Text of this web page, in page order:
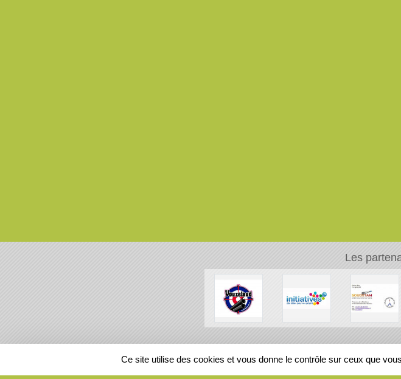
Les
REGIONS
Ce site utilise des cookies et vous donne le contrôle sur ceux que